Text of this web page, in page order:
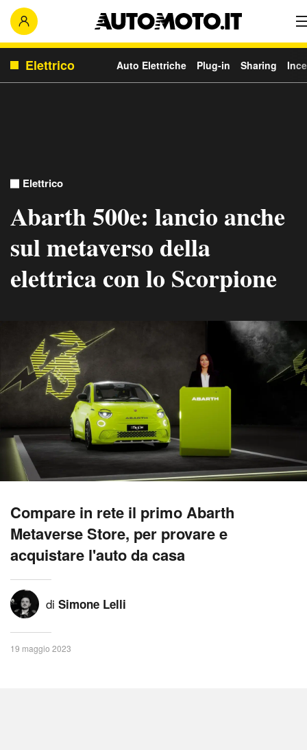
Elettrico Auto Elettriche Plug-in Sharing
Elettrico
Abarth 500e: lancio anche
sul metaverso della
elettrica con lo Scorpione
Compare in rete il primo Abarth
Metaverse Store, per provare e
acquistare l'auto da casa
di Simone Lelli
19 maggio 2023